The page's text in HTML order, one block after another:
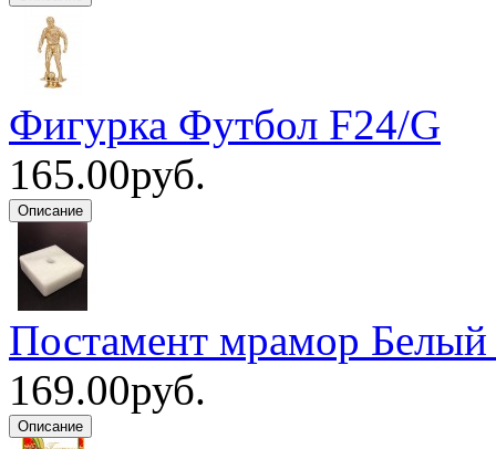
Фигурка Футбол F24/G
165.00руб.
Постамент мрамор Белый
169.00руб.